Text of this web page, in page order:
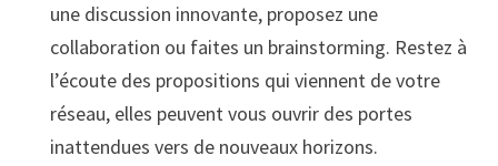
une discussion innovante, proposez une
collaboration ou faites un brainstorming. Restez à
l’écoute des propositions qui viennent de votre
réseau, elles peuvent vous ouvrir des portes
inattendues vers de nouveaux horizons.